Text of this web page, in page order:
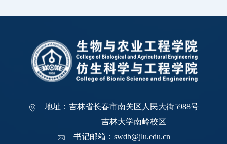
地址：吉林省长春市南关区人民大街5988号
吉林大学南岭校区
书记邮箱：swdb@jlu.edu.cn